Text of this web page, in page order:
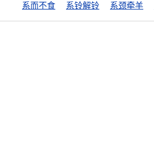
系而不食
系铃解铃 系颈牵羊